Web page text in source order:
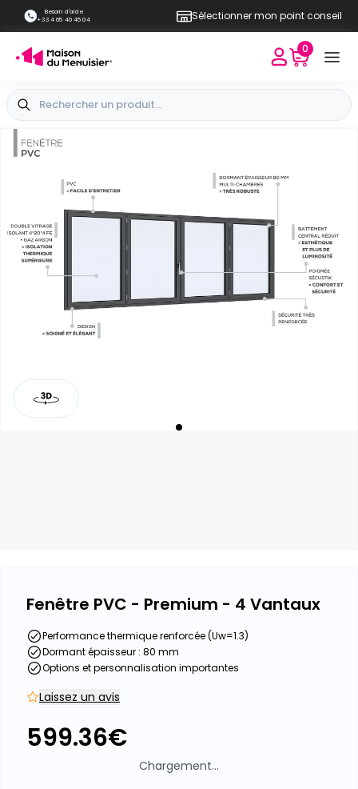
Besoin d'aide
+33 4 65 40 45 04
Sélectionner mon point conseil
0
Fenêtre PVC - Premium - 4 Vantaux
Performance thermique renforcée (Uw=1.3)
Dormant épaisseur : 80 mm
Options et personnalisation importantes
Laissez un avis
599.36€
Chargement...